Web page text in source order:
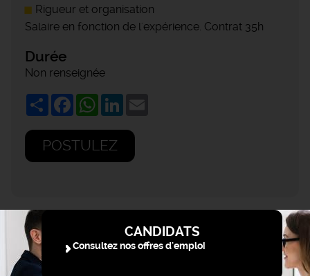
Rigueur et organisation
Salaire en fonction de l'expérience. Contrat 35h
Durée
Non renseignée
ShareFacebookWhatsApp
LinkedIn
POSTULEZ
CANDIDATS
Consultez nos offres d'emploi